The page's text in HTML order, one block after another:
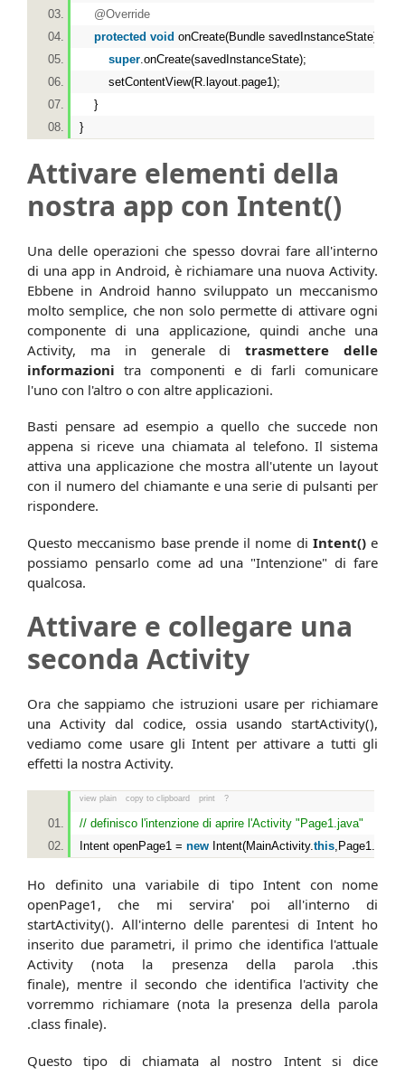
@Override
protected void onCreate(Bundle savedInstanceState) {
super .onCreate(savedInstanceState);
setContentView(R.layout.page1);
}
}
Attivare elementi della
nostra app con Intent()
Una delle operazioni che spesso dovrai fare all'interno
di una app in Android, è richiamare una nuova Activity.
Ebbene in Android hanno sviluppato un meccanismo
molto semplice, che non solo permette di attivare ogni
componente di una applicazione, quindi anche una
Activity, ma in generale ditrasmettere delle
informazioni tra componenti e di farli comunicare
l'uno con l'altro o con altre applicazioni.
Basti pensare ad esempio a quello che succede non
appena si riceve una chiamata al telefono. Il sistema
attiva una applicazione che mostra all'utente un layout
con il numero del chiamante e una serie di pulsanti per
rispondere.
Questo meccanismo base prende il nome di Intent()e
possiamo pensarlo come ad una "Intenzione" di fare
qualcosa.
Attivare e collegare una
seconda Activity
Ora che sappiamo che istruzioni usare per richiamare
una Activity dal codice, ossia usando startActivity(),
vediamo come usare gli Intent per attivare a tutti gli
effetti la nostra Activity.
view plain copy to clipboard print ?
// definisco l'intenzione di aprire l'Activity "Page1.java"
Intent openPage1 = new Intent(MainActivity. this ,Page1.
Ho definito una variabile di tipo Intent con nome
openPage1, che mi servira' poi all'interno di
startActivity(). All'interno delle parentesi di Intent ho
inserito due parametri, il primo che identifica l'attuale
Activity (nota la presenza della parola .this
finale), mentre il secondo che identifica l'activity che
vorremmo richiamare (nota la presenza della parola
.class finale).
Questo tipo di chiamata al nostro Intent si dice